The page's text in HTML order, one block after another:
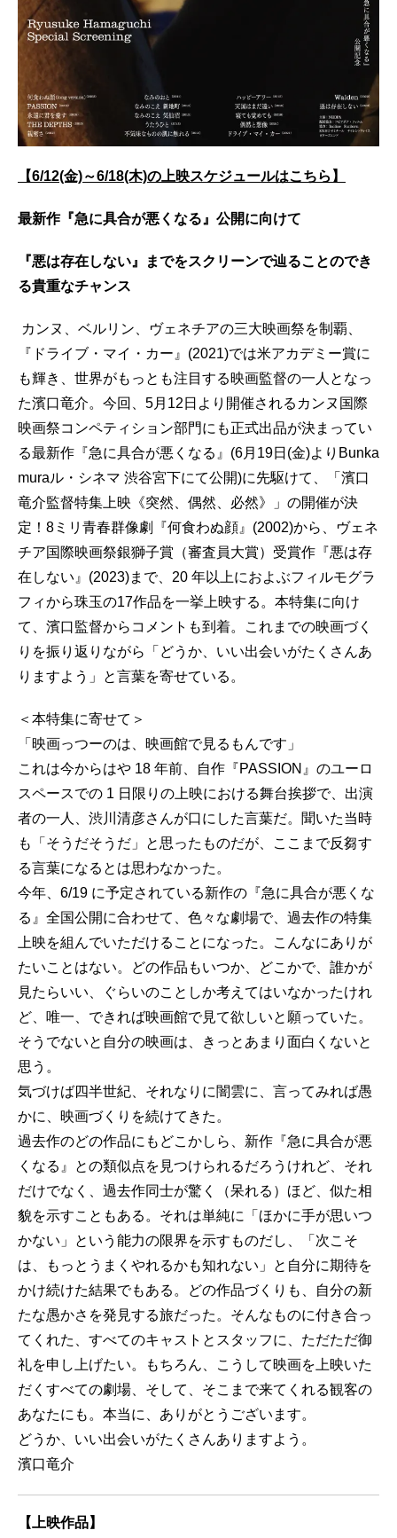
【6/12(金)～6/18(木)の上映スケジュールはこちら】
最新作『急に具合が悪くなる』公開に向けて
『悪は存在しない』までをスクリーンで辿ることのでき
る貴重なチャンス
カンヌ、ベルリン、ヴェネチアの三⼤映画祭を制覇、
『ドライブ・マイ・カー』(2021)では⽶アカデミー賞に
も輝き、世界がもっとも注⽬する映画監督の⼀⼈となっ
た濱⼝⻯介。今回、5月12日より開催されるカンヌ国際
映画祭コンペティション部⾨にも正式出品が決まってい
る最新作『急に具合が悪くなる』(6月19日(金)よりBunka
muraル・シネマ 渋谷宮下にて公開)に先駆けて、「濱⼝
⻯介監督特集上映《突然、偶然、必然》」の開催が決
定！8ミリ⻘春群像劇『何⾷わぬ顔』(2002)から、ヴェネ
チア国際映画祭銀獅⼦賞（審査員⼤賞）受賞作『悪は存
在しない』(2023)まで、20 年以上におよぶフィルモグラ
フィから珠⽟の17作品を⼀挙上映する。本特集に向け
て、濱⼝監督からコメントも到着。これまでの映画づく
りを振り返りながら「どうか、いい出会いがたくさんあ
りますよう」と⾔葉を寄せている。
＜本特集に寄せて＞
「映画っつーのは、映画館で⾒るもんです」
これは今からはや 18 年前、⾃作『PASSION』のユーロ
スペースでの 1 ⽇限りの上映における舞台挨拶で、出演
者の⼀⼈、渋川清彦さんが⼝にした⾔葉だ。聞いた当時
も「そうだそうだ」と思ったものだが、ここまで反芻す
る⾔葉になるとは思わなかった。
今年、6/19 に予定されている新作の『急に具合が悪くな
る』全国公開に合わせて、⾊々な劇場で、過去作の特集
上映を組んでいただけることになった。こんなにありが
たいことはない。どの作品もいつか、どこかで、誰かが
⾒たらいい、ぐらいのことしか考えてはいなかったけれ
ど、唯⼀、できれば映画館で⾒て欲しいと願っていた。
そうでないと⾃分の映画は、きっとあまり⾯⽩くないと
思う。
気づけば四半世紀、それなりに闇雲に、⾔ってみれば愚
かに、映画づくりを続けてきた。
過去作のどの作品にもどこかしら、新作『急に具合が悪
くなる』との類似点を⾒つけられるだろうけれど、それ
だけでなく、過去作同⼠が驚く（呆れる）ほど、似た相
貌を⽰すこともある。それは単純に「ほかに⼿が思いつ
かない」という能⼒の限界を⽰すものだし、「次こそ
は、もっとうまくやれるかも知れない」と⾃分に期待を
かけ続けた結果でもある。どの作品づくりも、⾃分の新
たな愚かさを発⾒する旅だった。そんなものに付き合っ
てくれた、すべてのキャストとスタッフに、ただただ御
礼を申し上げたい。もちろん、こうして映画を上映いた
だくすべての劇場、そして、そこまで来てくれる観客の
あなたにも。本当に、ありがとうございます。
どうか、いい出会いがたくさんありますよう。
濱⼝⻯介
【上映作品】